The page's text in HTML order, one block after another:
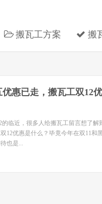
搬瓦工方案 搬
惠已走，搬瓦工双12
的临近，很多人给搬瓦工留言想了
12优惠是什么？毕竟今年在双11和
也是...